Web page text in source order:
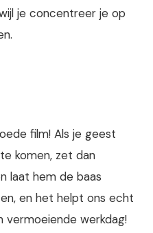
je concentreer je op
film! Als je geest
komen, zet dan
laat hem de baas
en het helpt ons echt
werkdag!